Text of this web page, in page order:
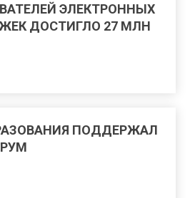
ЭЛЕКТРОННЫХ
ДОСТИГЛО 27 МЛН
ПОДДЕРЖАЛ